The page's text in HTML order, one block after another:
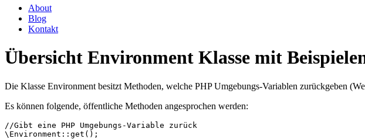
About
Blog
Kontakt
Übersicht Environment Klasse mit
Die Klasse Environment besitzt Methoden, welche PHP Umgebungs-Variablen zurückgeben
Es können folgende, öffentliche Methoden angesprochen werden:
//Gibt eine PHP Umgebungs-Variable zurück
\Environment::get();